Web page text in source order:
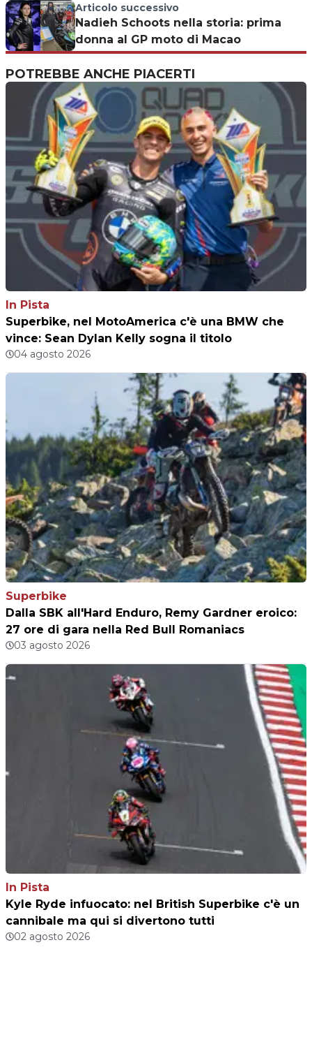
Articolo successivo
Nadieh Schoots nella storia: prima
donna al GP moto di Macao
POTREBBE ANCHE PIACERTI
In Pista
Superbike, nel MotoAmerica c'è una BMW che
vince: Sean Dylan Kelly sogna il titolo
04 agosto 2026
Superbike
Dalla SBK all'Hard Enduro, Remy Gardner eroico:
27 ore di gara nella Red Bull Romaniacs
03 agosto 2026
In Pista
Kyle Ryde infuocato: nel British Superbike c'è un
cannibale ma qui si divertono tutti
02 agosto 2026